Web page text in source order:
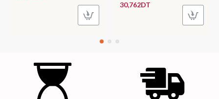
30,762DT